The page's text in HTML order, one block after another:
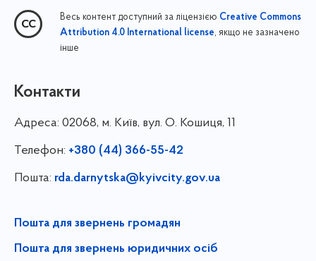
Весь контент доступний за ліцензією Creative Commons
Attribution 4.0 International license, якщо не зазначено
інше
Контакти
Адреса: 02068, м. Київ, вул. О. Кошиця, 11
Телефон: +380 (44) 366-55-42
Пошта: rda.darnytska@kyivcity.gov.ua
Пошта для звернень громадян
Пошта для звернень юридичних осіб